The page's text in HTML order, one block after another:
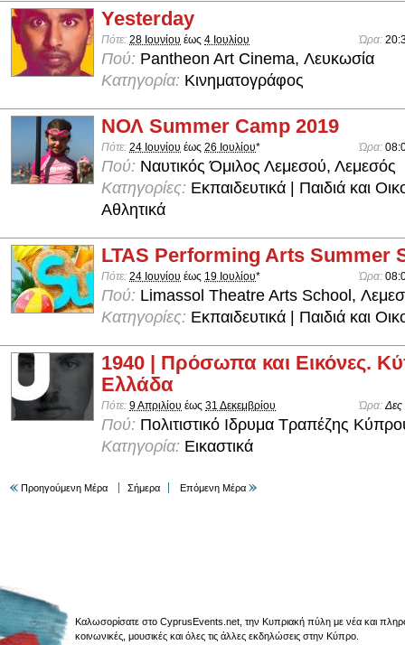
Yesterday
Πότε: 28 Ιουνίου έως 4 Ιουλίου Ώρα:
Πού: Pantheon Art Cinema, Λευκωσία
Κατηγορία: Κινηματογράφος
ΝΟΛ Summer Camp 2019
Πότε: 24 Ιουνίου έως 26 Ιουλίου* Ώρα:
Πού: Ναυτικός Όμιλος Λεμεσού, Λεμεσός
Κατηγορίες: Εκπαιδευτικά | Παιδιά και
Αθλητικά
LTAS Performing Arts Summer
Πότε: 24 Ιουνίου έως 19 Ιουλίου* Ώρα:
Πού: Limassol Theatre Arts School,
Κατηγορίες: Εκπαιδευτικά | Παιδιά και
1940 | Πρόσωπα και Εικόνες.
Ελλάδα
Πότε: 9 Απριλίου έως 31 Δεκεμβρίου Ώρα:Δες
Πού: Πολιτιστικό Ιδρυμα Τραπέζης
Κατηγορία: Εικαστικά
Προηγούμενη Μέρα Σήμερα Επόμενη Μέρα
Καλωσορίσατε στο CyprusEvents.net, την Κυπριακή πύλη με νέα και
κοινωνικές, μουσικές και όλες τις άλλες εκδηλώσεις στην Κύπρο.